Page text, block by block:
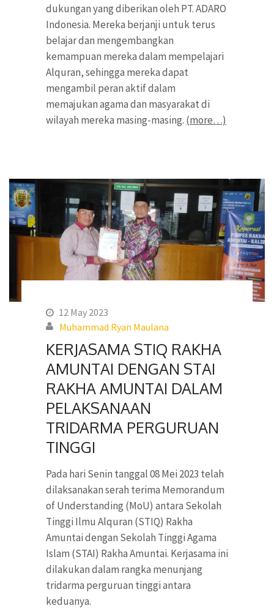
dukungan yang diberikan oleh PT. ADARO
Indonesia. Mereka berjanji untuk terus
belajar dan mengembangkan
kemampuan mereka dalam mempelajari
Alquran, sehingga mereka dapat
mengambil peran aktif dalam
memajukan agama dan masyarakat di
wilayah mereka masing-masing. (more…)
12 May 2023
Muhammad Ryan Maulana
KERJASAMA STIQ RAKHA
AMUNTAI DENGAN STAI
RAKHA AMUNTAI DALAM
PELAKSANAAN
TRIDARMA PERGURUAN
TINGGI
Pada hari Senin tanggal 08 Mei 2023 telah
dilaksanakan serah terima Memorandum
of Understanding (MoU) antara Sekolah
Tinggi Ilmu Alquran (STIQ) Rakha
Amuntai dengan Sekolah Tinggi Agama
Islam (STAI) Rakha Amuntai. Kerjasama ini
dilakukan dalam rangka menunjang
tridarma perguruan tinggi antara
keduanya.